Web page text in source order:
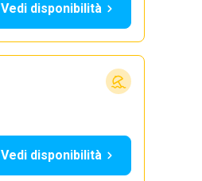
Vedi disponibilità
Vedi disponibilità